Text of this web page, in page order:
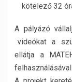
kötelező 32
A pályázó
videókat a
ellátja a
felhasználásával.